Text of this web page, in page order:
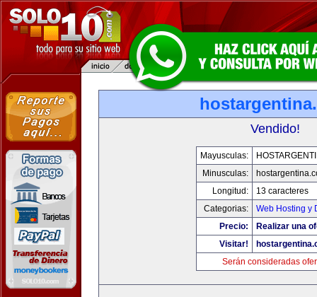
Vendido!
Mayusculas:
Minusculas:
Longitud:
13 caracteres
Categorias:
Web Hosting y
Precio:
Realizar una
Visitar!
Serán consideradas